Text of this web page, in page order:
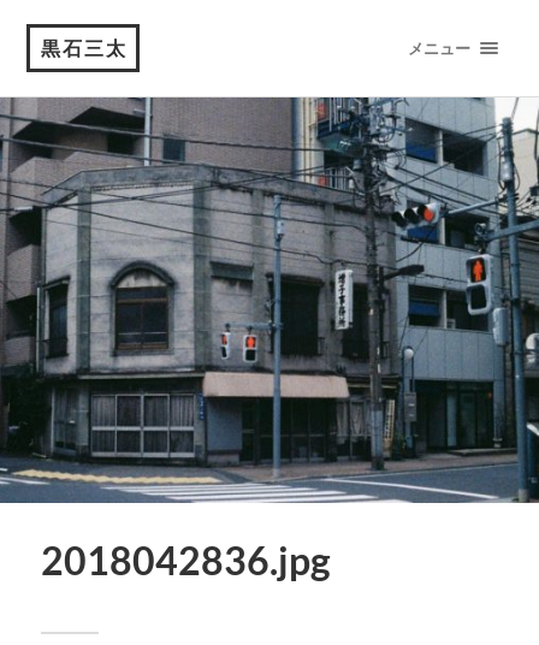
黒石三太 メニュー
2018042836.jpg